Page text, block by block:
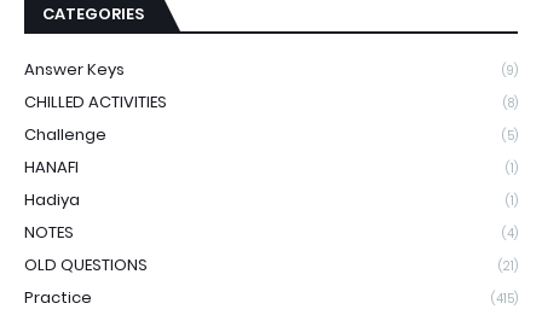
CATEGORIES
Answer Keys (9)
CHILLED ACTIVITIES (8)
Challenge (5)
HANAFI (1)
Hadiya (1)
NOTES (4)
OLD QUESTIONS (21)
Practice (415)